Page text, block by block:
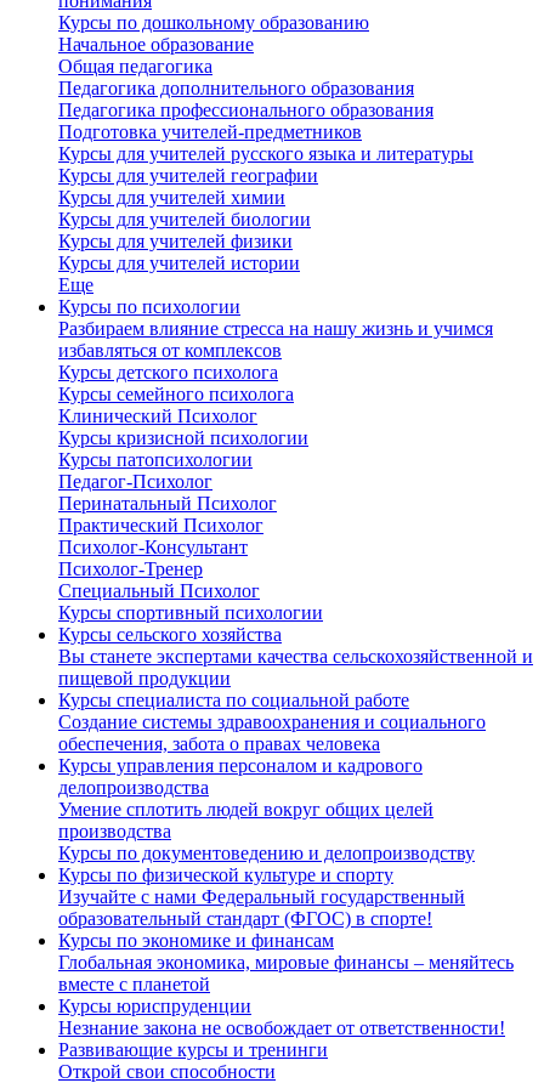
Курсы по дошкольному образованию
Начальное образование
Общая педагогика
Педагогика дополнительного образования
Педагогика профессионального образования
Подготовка учителей-предметников
Курсы для учителей русского языка и литературы
Курсы для учителей географии
Курсы для учителей химии
Курсы для учителей биологии
Курсы для учителей физики
Курсы для учителей истории
Еще
Курсы по психологии
Разбираем влияние стресса на нашу жизнь и учимся
избавляться от комплексов
Курсы детского психолога
Курсы семейного психолога
Клинический Психолог
Курсы кризисной психологии
Курсы патопсихологии
Педагог-Психолог
Перинатальный Психолог
Практический Психолог
Психолог-Консультант
Психолог-Тренер
Специальный Психолог
Курсы спортивный психологии
Курсы сельского хозяйства
Вы станете экспертами качества сельскохозяйственной и
пищевой продукции
Курсы специалиста по социальной работе
Создание системы здравоохранения и социального
обеспечения, забота о правах человека
Курсы управления персоналом и кадрового
делопроизводства
Умение сплотить людей вокруг общих целей
производства
Курсы по документоведению и делопроизводству
Курсы по физической культуре и спорту
Изучайте с нами Федеральный государственный
образовательный стандарт (ФГОС) в спорте!
Курсы по экономике и финансам
Глобальная экономика, мировые финансы – меняйтесь
вместе с планетой
Курсы юриспруденции
Незнание закона не освобождает от ответственности!
Развивающие курсы и тренинги
Открой свои способности